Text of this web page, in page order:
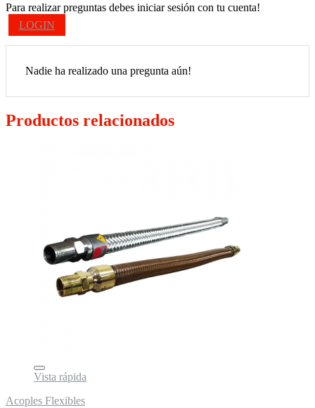
Para realizar preguntas debes iniciar sesión con tu cuenta!
LOGIN
Nadie ha realizado una pregunta aún!
Productos relacionados
Vista rápida
Acoples Flexibles